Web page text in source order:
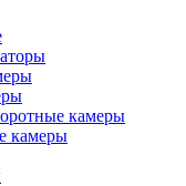
камеры
камеры